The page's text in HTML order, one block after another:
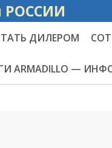
по
ДИЛЕРОМ
ARMADILLO —